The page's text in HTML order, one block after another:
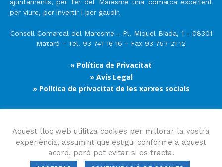
ajuntaments, per fer del Maresme una comarca excel·lent
per viure, per invertir i per gaudir.
Consell Comarcal del Maresme - Pl. Miquel Biada, 1 - 08301
Mataró - Tel. 93 741 16 16 - Fax 93 757 21 12
» Política de Privacitat
» Avís Legal
» Política de privacitat de les xarxes socials
Segueix-nos
Aquest lloc web utilitza cookies per millorar la vostra
experiència, assumint que estigui conforme a aquest
acord, però pot evitar si es tracta.